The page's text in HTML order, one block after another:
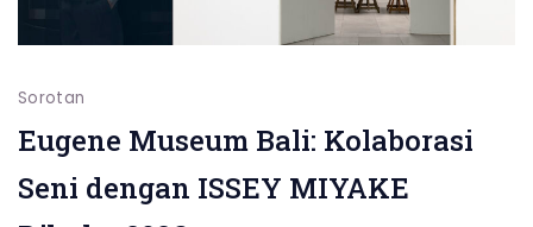
Sorotan
Eugene Museum Bali: Kolaborasi
Seni dengan ISSEY MIYAKE